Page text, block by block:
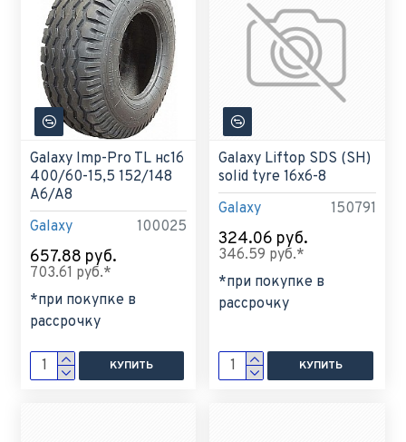
Galaxy 100025
Galaxy Imp-Pro TL нс16
400/60-15,5 152/148
A6/A8
657.88 руб.
703.61 руб.*
*при покупке в
рассрочку
КУПИТЬ
Galaxy 150791
Galaxy Liftop SDS (SH)
solid tyre 16x6-8
324.06 руб.
346.59 руб.*
*при покупке в
рассрочку
КУПИТЬ